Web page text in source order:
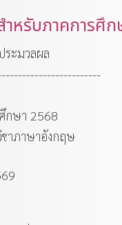
หรับภาคการศึ
ะมวลผล
กษา 2568
าภาษาอังกฤษ